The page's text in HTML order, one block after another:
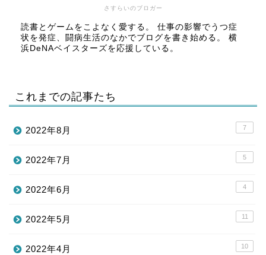
さすらいのブロガー
読書とゲームをこよなく愛する。 仕事の影響でうつ症
状を発症、闘病生活のなかでブログを書き始める。 横
浜DeNAベイスターズを応援している。
これまでの記事たち
2022年8月 7
2022年7月 5
2022年6月 4
2022年5月 11
2022年4月 10